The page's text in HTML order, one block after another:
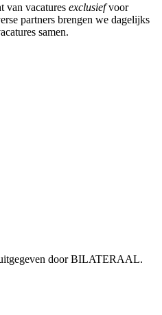
van vacatures exclusiefvoor
partners brengen we dagelijks
samen.
door BILATERAAL.